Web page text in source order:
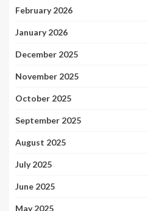
February 2026
January 2026
December 2025
November 2025
October 2025
September 2025
August 2025
July 2025
June 2025
May 2025